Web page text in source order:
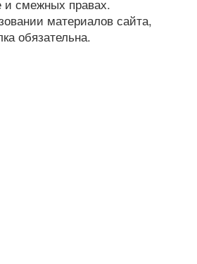
и смежных правах.
материалов сайта,
обязательна.